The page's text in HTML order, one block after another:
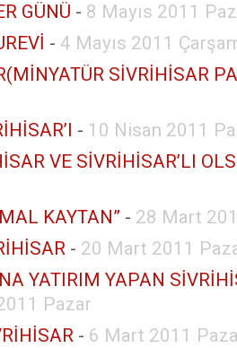
GÜNÜ - 8 Mayıs 2011
- 4 Mayıs 2011
SİVRİHİSAR
- 10 Nisan 2011
VE SİVRİHİSAR’LI
KAYTAN” - 28 Mart
- 20 Mart 2011
YATIRIM YAPAN
Pazar
- 6 Mart 2011